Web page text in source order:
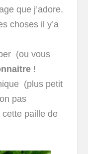
que j’adore.
choses il y’a
(ou vous
!
(plus petit
pas
paille de